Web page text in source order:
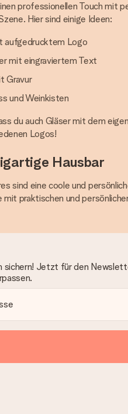
professionellen Touch mit
Hier sind einige Ideen:
aufgedrucktem Logo
mit eingraviertem Text
Gravur
und Weinkisten
du auch Gläser mit dem
Logos!
Hausbar
sind eine coole und
mit praktischen und
sichern! Jetzt für den